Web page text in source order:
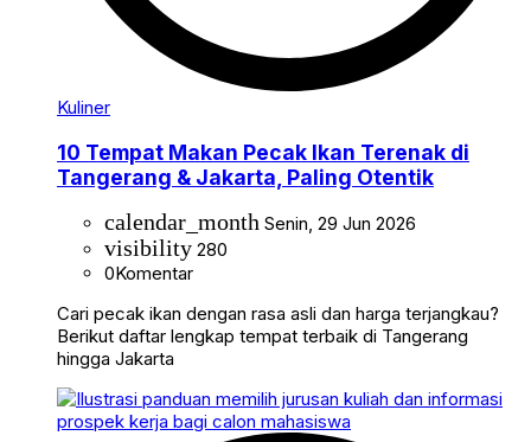
Kuliner
10 Tempat Makan Pecak Ikan Terenak di
Tangerang & Jakarta, Paling Otentik
calendar_month Senin, 29 Jun 2026
visibility 280
0Komentar
Cari pecak ikan dengan rasa asli dan harga terjangkau?
Berikut daftar lengkap tempat terbaik di Tangerang
hingga Jakarta